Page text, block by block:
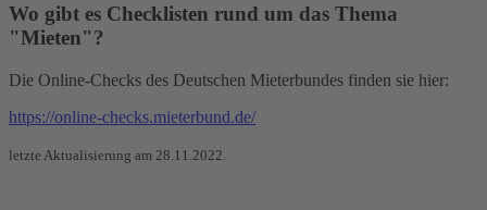
Wo gibt es Checklisten rund um das Thema
"Mieten"?
Die Online-Checks des Deutschen Mieterbundes finden sie hier:
https://online-checks.mieterbund.de/
letzte Aktualisierung am 28.11.2022.